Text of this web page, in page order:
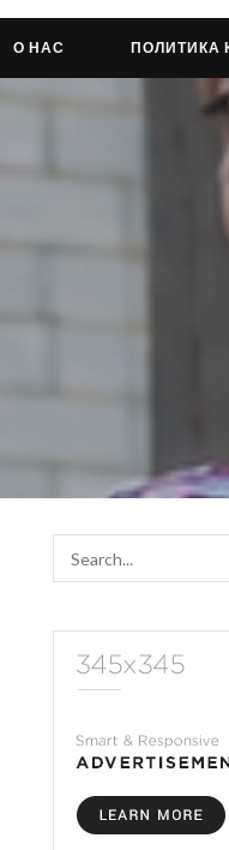
О НАС ПОЛИТИКА